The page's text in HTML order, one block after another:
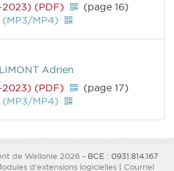
2023) (PDF)
(page 16)
(MP3/MP4)
Adrien
2023) (PDF)
(page 17)
(MP3/MP4)
de Wallonie 2026 - BCE : 0931.814.167
d'extensions logicielles| Courriel